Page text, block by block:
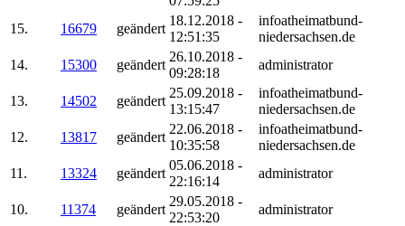
15. 16679 geändert
18.12.2018 -
12:51:35
infoatheimatbund-
niedersachsen.de
14.
15300 geändert
26.10.2018 -
09:28:18
administrator
13. 14502 geändert
25.09.2018 -
13:15:47
infoatheimatbund-
niedersachsen.de
12.
13817 geändert
22.06.2018 -
10:35:58
infoatheimatbund-
niedersachsen.de
11.
13324 geändert
05.06.2018 -
22:16:14
administrator
10. 11374 geändert
29.05.2018 -
22:53:20
administrator